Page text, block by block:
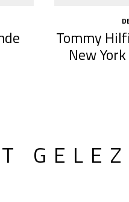
Tommy
New